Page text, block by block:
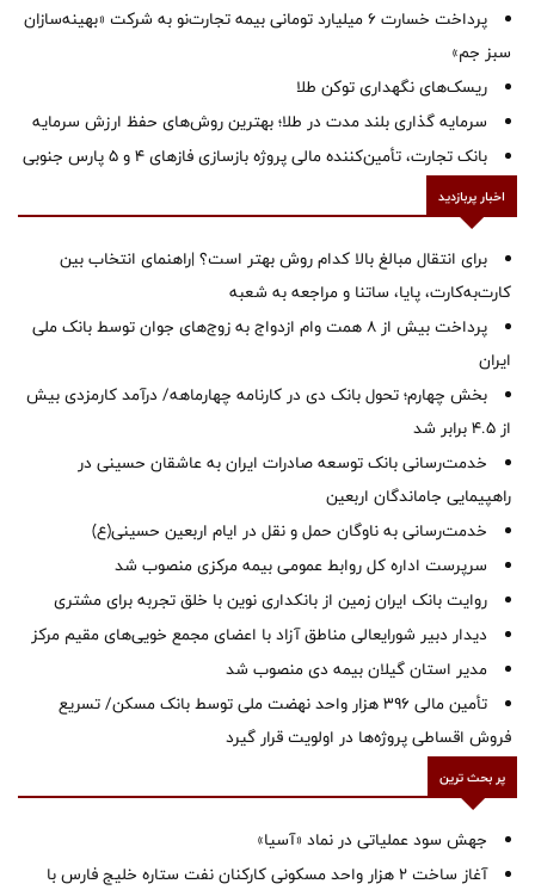
پرداخت خسارت ۶ میلیارد تومانی بیمه تجارت‌نو به شرکت «بهینه‌سازان
سبز جم»
ریسک‌های نگهداری توکن طلا
سرمایه گذاری بلند مدت در طلا؛ بهترین روش‌های حفظ ارزش سرمایه
بانک تجارت، تأمین‌کننده مالی پروژه بازسازی فازهای ۴ و ۵ پارس جنوبی
اخبار پربازدید
برای انتقال مبالغ بالا کدام روش بهتر است؟ |راهنمای انتخاب بین
کارت‌به‌کارت، پایا، ساتنا و مراجعه به شعبه
پرداخت بیش از ۸ همت وام ازدواج به زوج‌های جوان توسط بانک ملی
ایران
بخش چهارم؛ تحول بانک دی در کارنامه چهارماهه/ درآمد کارمزدی بیش
از ۴.۵ برابر شد
خدمت‌رسانی بانک توسعه صادرات ایران به عاشقان حسینی در
راهپیمایی جاماندگان اربعین
خدمت‌رسانی به ناوگان حمل و نقل در ایام اربعین حسینی(ع)
سرپرست اداره کل روابط عمومی بیمه مرکزی منصوب شد
روایت بانک ایران زمین از بانکداری نوین با خلق تجربه برای مشتری
دیدار دبیر شورایعالی مناطق آزاد با اعضای مجمع خویی‌های مقیم مرکز
‌مدیر استان گیلان بیمه دی منصوب شد
تأمین مالی ۳۹۶ هزار واحد نهضت ملی توسط بانک مسکن/ تسریع
فروش اقساطی پروژه‌ها در اولویت قرار گیرد
پر بحث ترین
جهش سود عملیاتی در نماد «آسیا»
آغاز ساخت ۲ هزار واحد مسکونی کارکنان نفت ستاره خلیج فارس با